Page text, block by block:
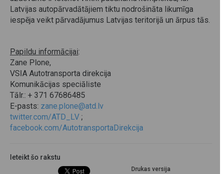
Latvijas autopārvadātājiem tiktu nodrošināta likumīga
iespēja veikt pārvadājumus Latvijas teritorijā un ārpus tās.
Papildu informācijai:
Zane Plone,
VSIA Autotransporta direkcija
Komunikācijas speciāliste
Tālr.: + 371 67686485
E-pasts: zane.plone@atd.lv
twitter.com/ATD_LV ;
facebook.com/AutotransportaDirekcija
Ieteikt šo rakstu
Drukas versija